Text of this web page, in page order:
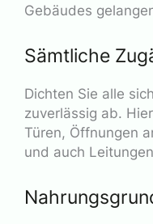
Gebäudes
Sämtliche
Dichten Sie alle
zuverlässig ab.
Türen, Öffnungen
und auch